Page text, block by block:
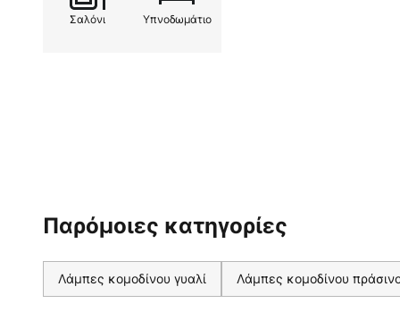
Σαλόνι Υπνοδωμάτιο
Παρόμοιες κατηγορίες
Λάμπες κομοδίνου γυαλί Λάμπες κομοδίνου